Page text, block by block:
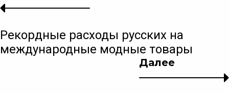
Далее
Рекордные расходы русских на
международные модные товары